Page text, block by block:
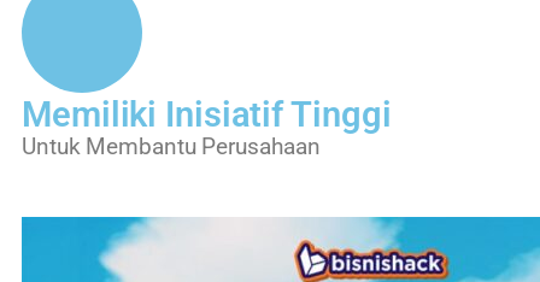
Memiliki Inisiatif Tinggi
Untuk Membantu Perusahaan